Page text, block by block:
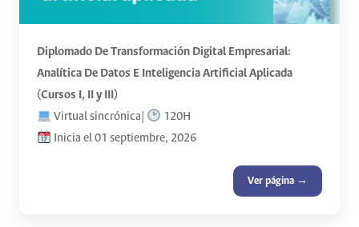
Diplomado De Transformación Digital Empresarial:
Analítica De Datos E Inteligencia Artificial Aplicada
(Cursos I, II y III)
Virtual sincrónica|
120H
Inicia el 01 septiembre, 2026
Ver página →